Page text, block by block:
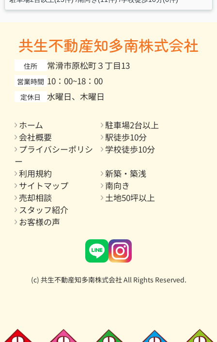
共生不動産知多南株式会社
住所 常滑市原松町３丁目13
営業時間 10：00~18：00
定休日 水曜日、木曜日
ホーム
駐車場2台以上
会社概要
駅徒歩10分
プライバシーポリシ
ー
学校徒歩10分
利用規約
新築・築浅
サイトマップ
南向き
売却相談
土地50坪以上
スタッフ紹介
お客様の声
(c) 共生不動産知多南株式会社 All Rights Reserved.